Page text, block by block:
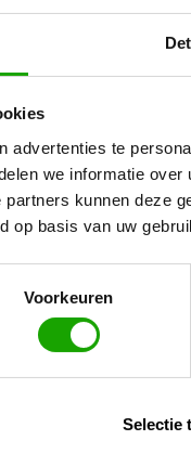
advertenties te
we informatie
kunnen deze
op basis van uw
Voorkeuren
Selectie
je bespaart €
om de logica
of je binnen deze
huisvesting
zit
Hoe blijf je
de
Sinds de